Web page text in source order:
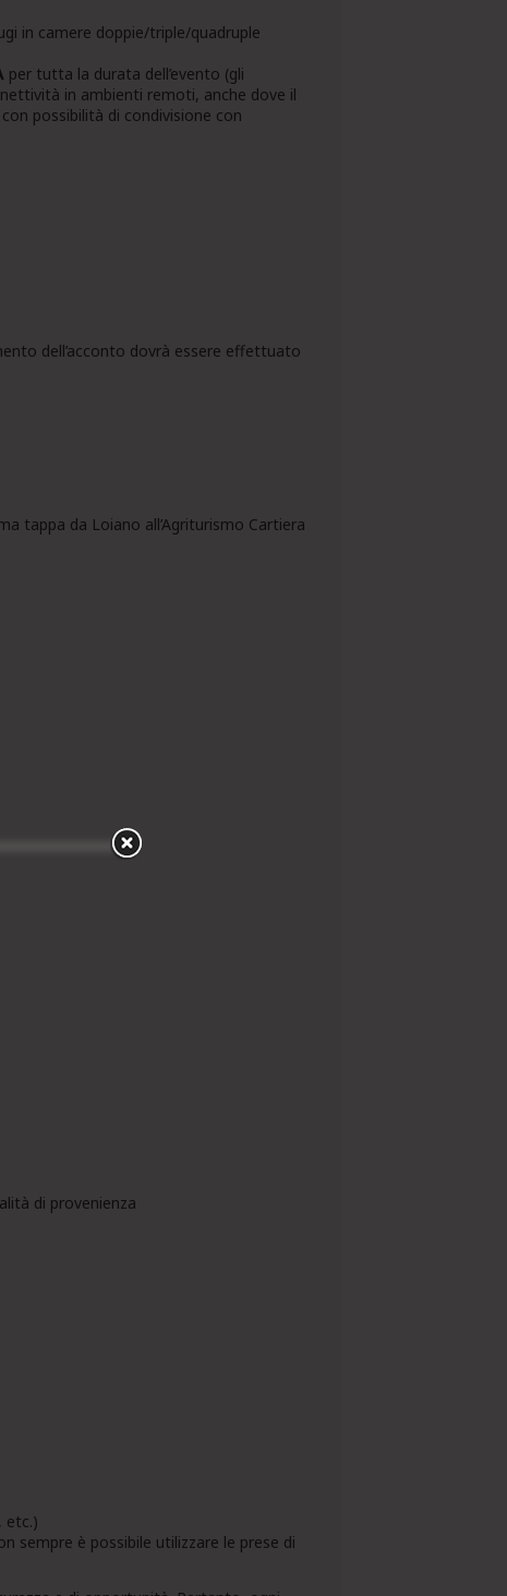
in camere doppie/triple/quadruple
per tutta la durata dell’evento (gli
in ambienti remoti, anche dove il
possibilità di condivisione con
dell’acconto dovrà essere effettuato
tappa da Loiano all’Agriturismo Cartiera
di provenienza
etc.)
sempre è possibile utilizzare le prese di